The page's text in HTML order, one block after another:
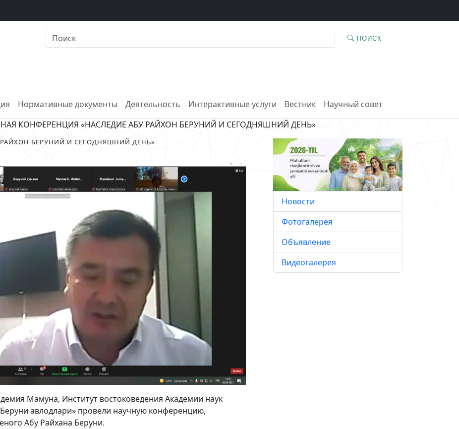
ПОИСК
Нормативные документы Деятельность Интерактивные услуги Вестник
Научный совет
КОНФЕРЕНЦИЯ «НАСЛЕДИЕ АБУ РАЙХОН БЕРУНИЙ И СЕГОДНЯШНИЙ ДЕНЬ»
БЕРУНИЙ И СЕГОДНЯШНИЙ ДЕНЬ»
Мамуна, Институт востоковедения Академии наук
авлодлари» провели научную конференцию,
Абу Райхана Беруни.
Новости
Фотогалерея
Объявление
Видеогалерея